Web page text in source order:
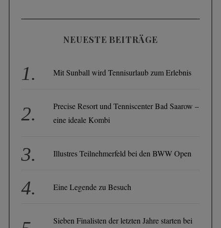
NEUESTE BEITRÄGE
Mit Sunball wird Tennisurlaub zum Erlebnis
Precise Resort und Tenniscenter Bad Saarow –
eine ideale Kombi
Illustres Teilnehmerfeld bei den BWW Open
Eine Legende zu Besuch
Sieben Finalisten der letzten Jahre starten bei